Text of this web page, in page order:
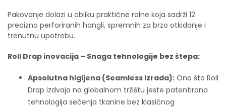
Pakovanje dolazi u obliku praktične rolne koja sadrži 12
precizno perforiranih hangli, spremnih za brzo otkidanje i
trenutnu upotrebu.
Roll Drap inovacija – Snaga tehnologije bez štepa:
Apsolutna higijena (Seamless izrada): Ono što Roll
Drap izdvaja na globalnom tržištu jeste patentirana
tehnologija sečenja tkanine bez klasičnog